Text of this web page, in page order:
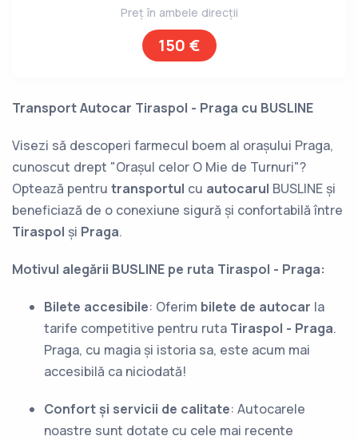
Preț în ambele direcții
150 €
Transport Autocar Tiraspol - Praga cu BUSLINE
Visezi să descoperi farmecul boem al orașului Praga,
cunoscut drept "Orașul celor O Mie de Turnuri"?
Optează pentru transportul cu autocarul BUSLINE și
beneficiază de o conexiune sigură și confortabilă între
Tiraspol și Praga.
Motivul alegării BUSLINE pe ruta Tiraspol - Praga:
Bilete accesibile: Oferim bilete de autocar la
tarife competitive pentru ruta Tiraspol - Praga.
Praga, cu magia și istoria sa, este acum mai
accesibilă ca niciodată!
Confort și servicii de calitate: Autocarele
noastre sunt dotate cu cele mai recente